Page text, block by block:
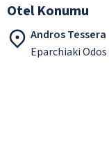
Otel Konumu
Andros Tessera
Eparchiaki